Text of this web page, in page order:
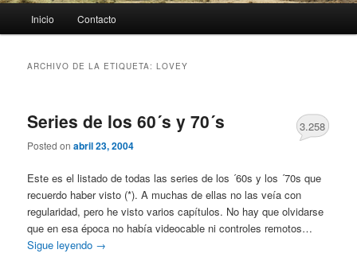
principal
Inicio Contacto
ARCHIVO DE LA ETIQUETA:LOVEY
Series de los 60´s y 70´s
Posted onabril 23, 2004
3.258
Este es el listado de todas las series de los ´60s y los ´70s que
recuerdo haber visto (*). A muchas de ellas no las veía con
regularidad, pero he visto varios capítulos. No hay que olvidarse
que en esa época no había videocable ni controles remotos…
Sigue leyendo →